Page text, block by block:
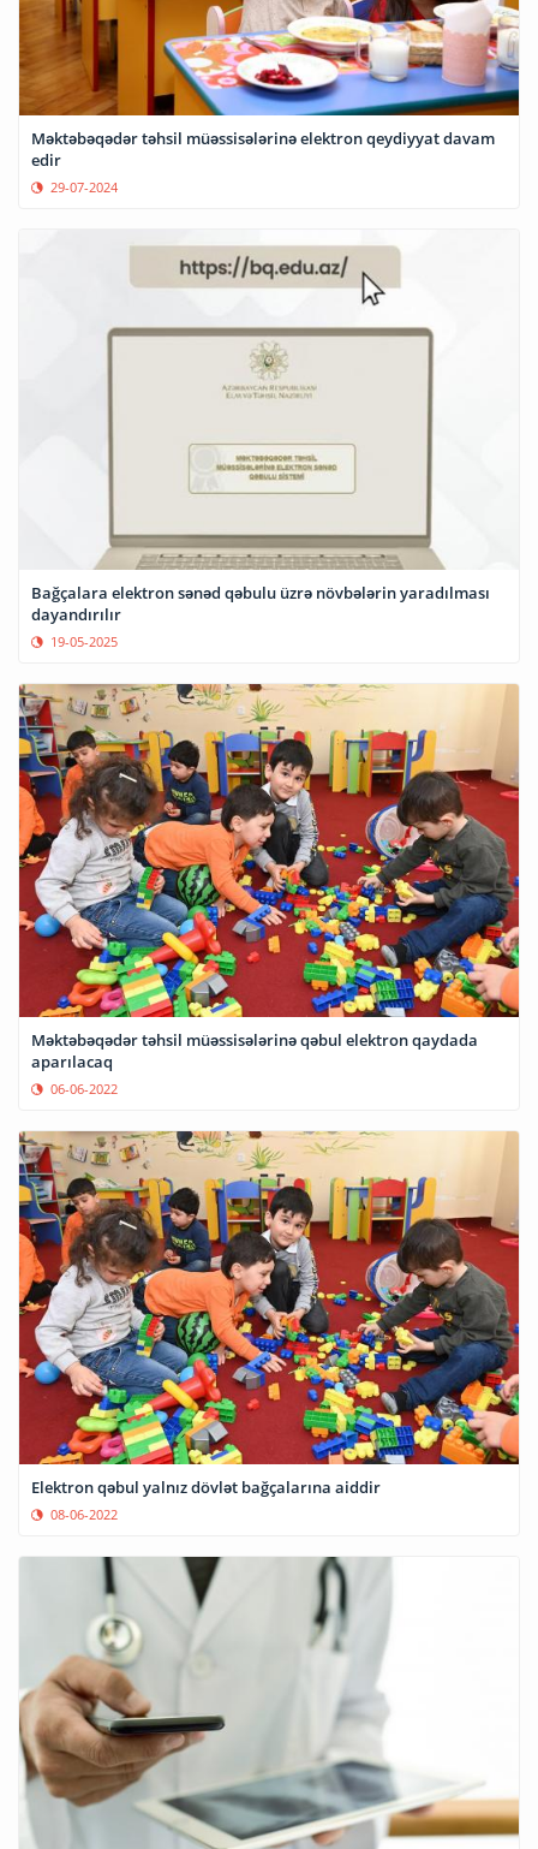
Məktəbəqədər təhsil müəssisələrinə elektron qeydiyyat davam
edir
29-07-2024
Bağçalara elektron sənəd qəbulu üzrə növbələrin yaradılması
dayandırılır
19-05-2025
Məktəbəqədər təhsil müəssisələrinə qəbul elektron qaydada
aparılacaq
06-06-2022
Elektron qəbul yalnız dövlət bağçalarına aiddir
08-06-2022